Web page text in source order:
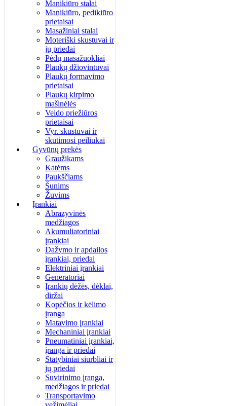
Manikiūro stalai
Manikiūro, pedikiūro
prietaisai
Masažiniai stalai
Moteriški skustuvai ir
jų priedai
Pėdų masažuokliai
Plaukų džiovintuvai
Plaukų formavimo
prietaisai
Plaukų kirpimo
mašinėlės
Veido priežiūros
prietaisai
Vyr. skustuvai ir
skutimosi peiliukai
Gyvūnų prekės
Graužikams
Katėms
Paukščiams
Šunims
Žuvims
Įrankiai
Abrazyvinės
medžiagos
Akumuliatoriniai
įrankiai
Dažymo ir apdailos
įrankiai, priedai
Elektriniai įrankiai
Generatoriai
Įrankių dėžės, dėklai,
diržai
Kopėčios ir kėlimo
įranga
Matavimo įrankiai
Mechaniniai įrankiai
Pneumatiniai įrankiai,
įranga ir priedai
Statybiniai siurbliai ir
jų priedai
Suvirinimo įranga,
medžiagos ir priedai
Transportavimo